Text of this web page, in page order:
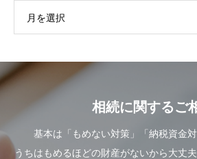
月を選択
相続に関するご
基本は「もめない対策」「納税資金対
うちはもめるほどの財産がないから大丈